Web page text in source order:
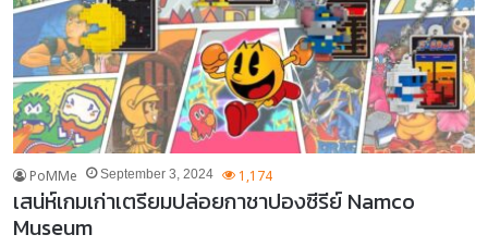
PoMMe September 3, 2024 1,174
เสน่ห์เกมเก่าเตรียมปล่อยกาชาปองซีรีย์ Namco
Museum